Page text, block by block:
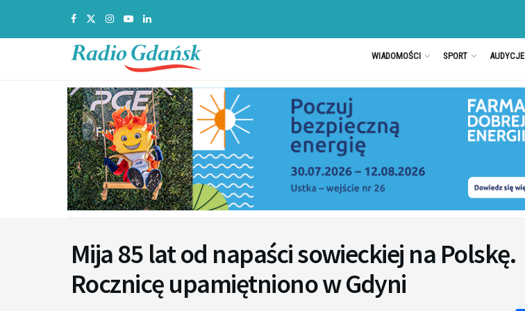
WIADOMOŚCI SPORT AUDYCJE
Mija 85 lat od napaści sowieckiej na Polskę.
Rocznicę upamiętniono w Gdyni